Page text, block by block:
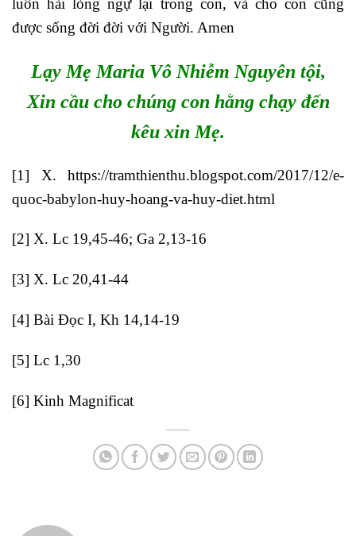
luôn hài lòng ngự lại trong con, và cho con cũng
được sống đời đời với Người. Amen
Lạy Mẹ Maria Vô Nhiễm Nguyên tội,
Xin cầu cho chúng con hằng chạy đến
kêu xin Mẹ.
[1] X. https://tramthienthu.blogspot.com/2017/12/e-
quoc-babylon-huy-hoang-va-huy-diet.html
[2] X. Lc 19,45-46; Ga 2,13-16
[3] X. Lc 20,41-44
[4] Bài Đọc I, Kh 14,14-19
[5] Lc 1,30
[6] Kinh Magnificat